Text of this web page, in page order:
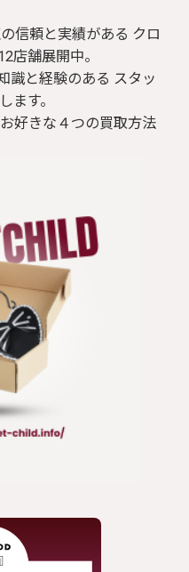
信頼と実績がある クロ
店舗展開中。
識と経験のある スタッ
ます。
好きな４つの買取方法